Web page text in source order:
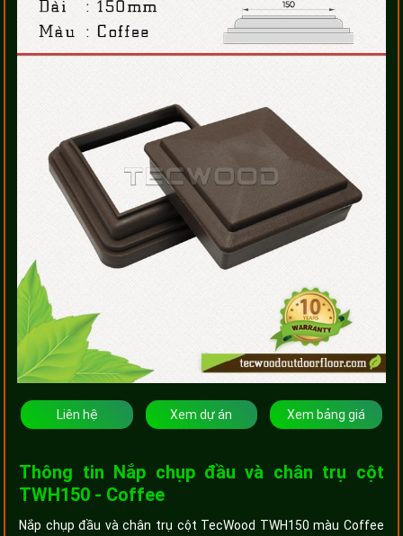
Liên hệ Xem dự án Xem bảng giá
Thông tin Nắp chụp đầu và chân trụ cột
TWH150 - Coffee
Nắp chụp đầu và chân trụ cột TecWood TWH150 màu Coffee